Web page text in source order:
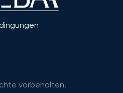
vorbehalten.